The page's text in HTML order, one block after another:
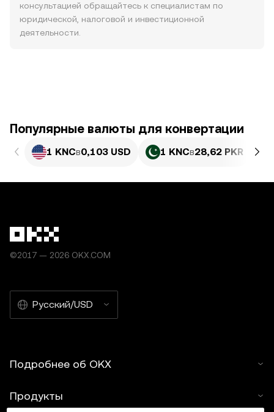
консультацией обращайтесь к специалистам по
юридической, налоговой и инвестиционной
деятельности.
Популярные валюты для конвертации
1 KNCв0,103 USD 1 KNCв28,62 PKR
©2017 — 2026 OKX.COM
Русский/USD
Подробнее об OKX
Продукты